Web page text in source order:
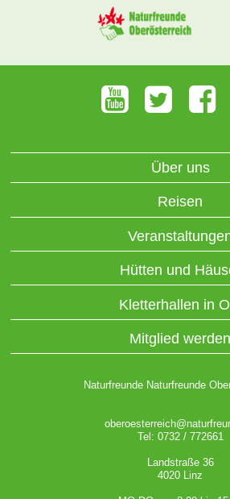
Über uns
Reisen
Hütten und
Kletterhallen in
Mitglied werden
Naturfreunde Naturfreunde
Tel: 0732 / 772661
Landstraße 36
4020 Linz